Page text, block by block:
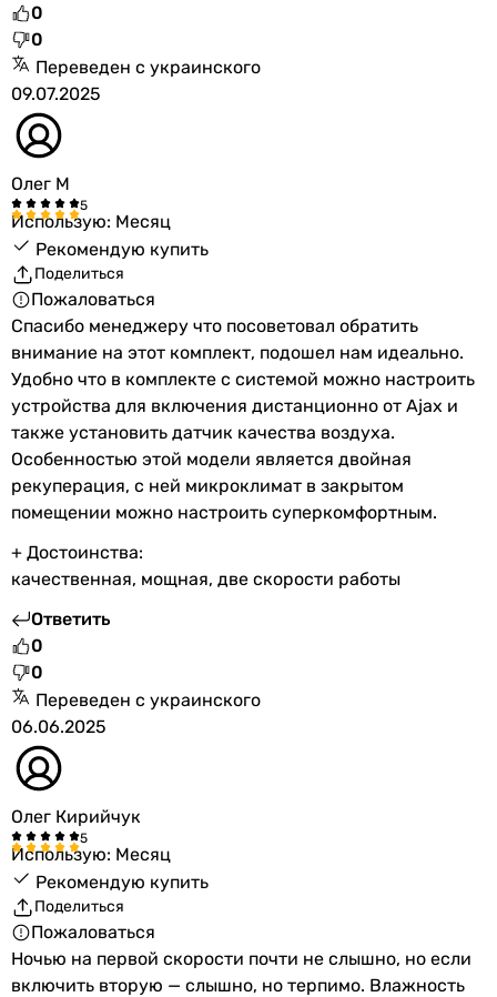
0
0
Переведен с украинского
09.07.2025
Олег М
Использую: Месяц
Рекомендую купить
Поделиться
Пожаловаться
Спасибо менеджеру что посоветовал обратить
внимание на этот комплект, подошел нам идеально.
Удобно что в комплекте с системой можно настроить
устройства для включения дистанционно от Ajax и
также установить датчик качества воздуха.
Особенностью этой модели является двойная
рекуперация, с ней микроклимат в закрытом
помещении можно настроить суперкомфортным.
+ Достоинства:
качественная, мощная, две скорости работы
Ответить
0
0
Переведен с украинского
06.06.2025
Олег Кирийчук
Использую: Месяц
Рекомендую купить
Поделиться
Пожаловаться
Ночью на первой скорости почти не слышно, но если
включить вторую — слышно, но терпимо. Влажность